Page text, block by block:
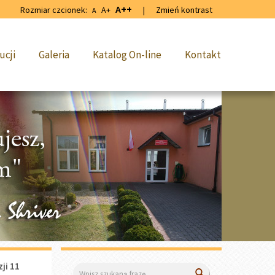
Rozmiar czcionek: A A+ A++ | Zmień kontrast
Galeria Katalog On-line Kontakt
11
Wyszukiwarka Wyszukaj